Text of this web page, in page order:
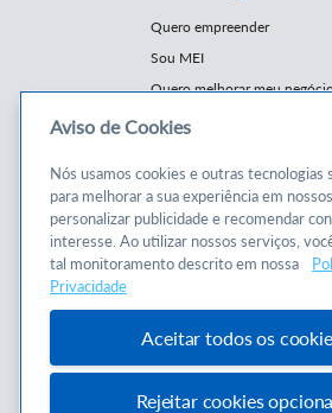
Quero empreender
Sou MEI
Quero melhorar meu
Conteúdos
Cursos
Consultorias
Aviso de Cookies
Nós usamos cookies e outras tecnologias
para melhorar a sua experiência em
personalizar publicidade e recomendar
interesse. Ao utilizar nossos serviços,
tal monitoramento descrito em nossa
Privacidade
Aceitar todos os
Rejeitar cookies